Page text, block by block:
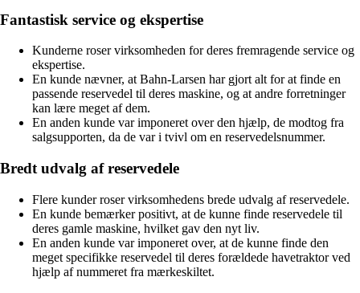
Fantastisk service og ekspertise
Kunderne roser virksomheden for deres fremragende service og
ekspertise.
En kunde nævner, at Bahn-Larsen har gjort alt for at finde en
passende reservedel til deres maskine, og at andre forretninger
kan lære meget af dem.
En anden kunde var imponeret over den hjælp, de modtog fra
salgsupporten, da de var i tvivl om en reservedelsnummer.
Bredt udvalg af reservedele
Flere kunder roser virksomhedens brede udvalg af reservedele.
En kunde bemærker positivt, at de kunne finde reservedele til
deres gamle maskine, hvilket gav den nyt liv.
En anden kunde var imponeret over, at de kunne finde den
meget specifikke reservedel til deres forældede havetraktor ved
hjælp af nummeret fra mærkeskiltet.